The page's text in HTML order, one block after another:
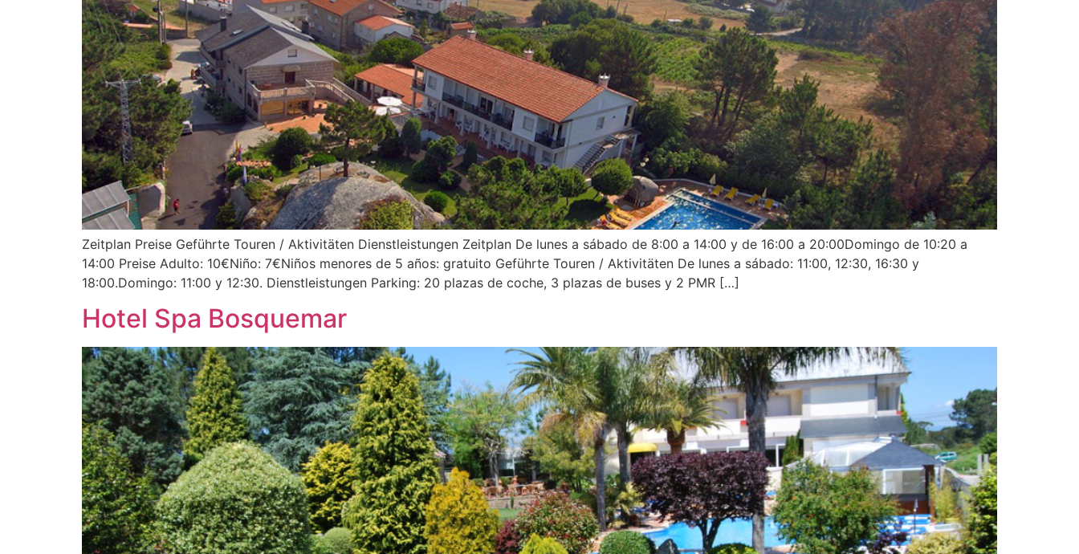
Zeitplan Preise Geführte Touren / Aktivitäten Dienstleistungen Zeitplan De lunes a sábado de 8:00 a 14:00 y de 16:00 a 20:00Domingo de 10:20 a
14:00 Preise Adulto: 10€Niño: 7€Niños menores de 5 años: gratuito Geführte Touren / Aktivitäten De lunes a sábado: 11:00, 12:30, 16:30 y
18:00.Domingo: 11:00 y 12:30. Dienstleistungen Parking: 20 plazas de coche, 3 plazas de buses y 2 PMR […]
Hotel Spa Bosquemar